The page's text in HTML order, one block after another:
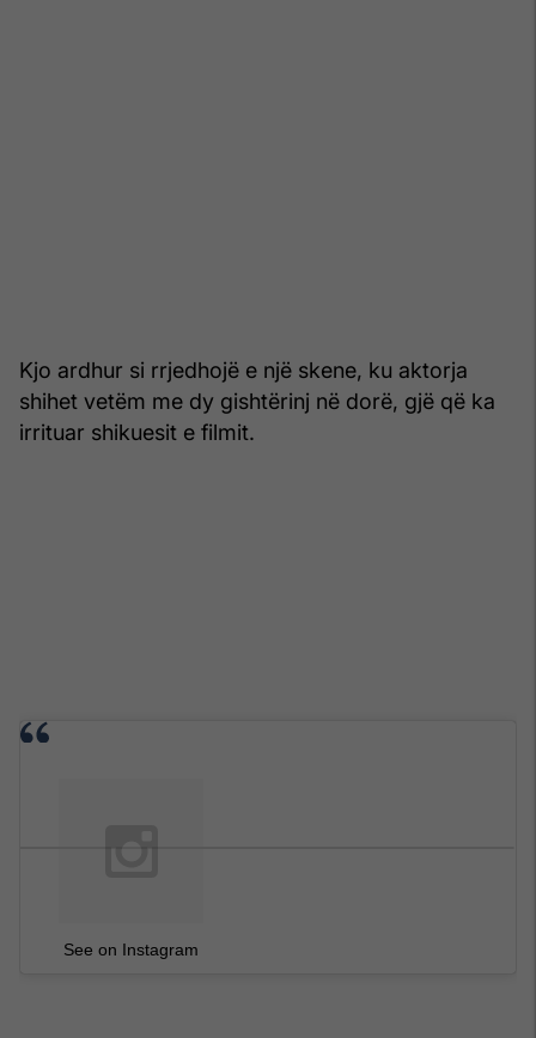
Kjo ardhur si rrjedhojë e një skene, ku aktorja
shihet vetëm me dy gishtërinj në dorë, gjë që ka
irrituar shikuesit e filmit.
See on Instagram